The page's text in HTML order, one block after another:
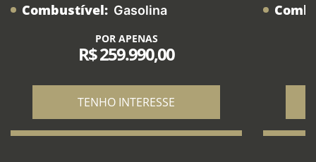
Combustível: Gasolina
POR APENAS
R$ 259.990,00
TENHO INTERESSE